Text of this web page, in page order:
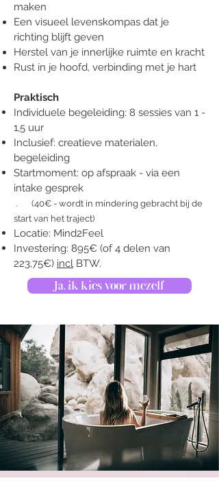
maken
Een visueel levenskompas dat je
richting blijft geven
Herstel van je innerlijke ruimte en kracht
Rust in je hoofd, verbinding met je hart
Praktisch
Individuele begeleiding: 8 sessies van 1 -
1,5 uur
Inclusief: creatieve materialen,
begeleiding
Startmoment: op afspraak - via een
intake gesprek
. (40€ - wordt in mindering gebracht bij de
start van het traject)
Locatie: Mind2Feel
Investering: 895€ (of 4 delen van
223,75€) incl BTW.
Ja, ik kies voor mezelf